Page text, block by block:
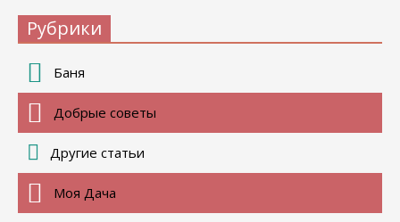
Рубрики
Баня
Добрые советы
Другие статьи
Моя Дача